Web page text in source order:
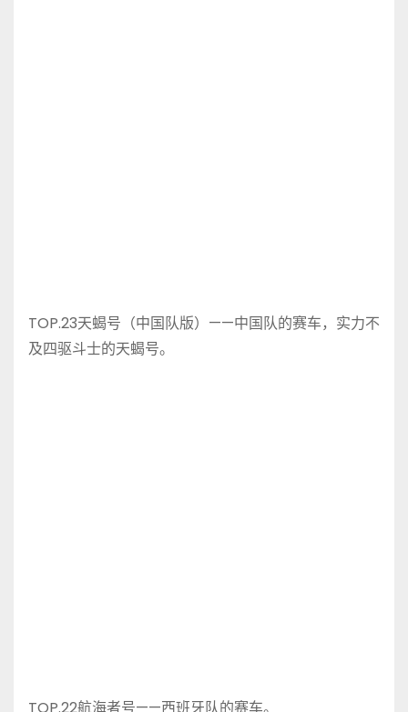
TOP.23天蝎号（中国队版）——中国队的赛车，实力不
及四驱斗士的天蝎号。
TOP.22航海者号——西班牙队的赛车。